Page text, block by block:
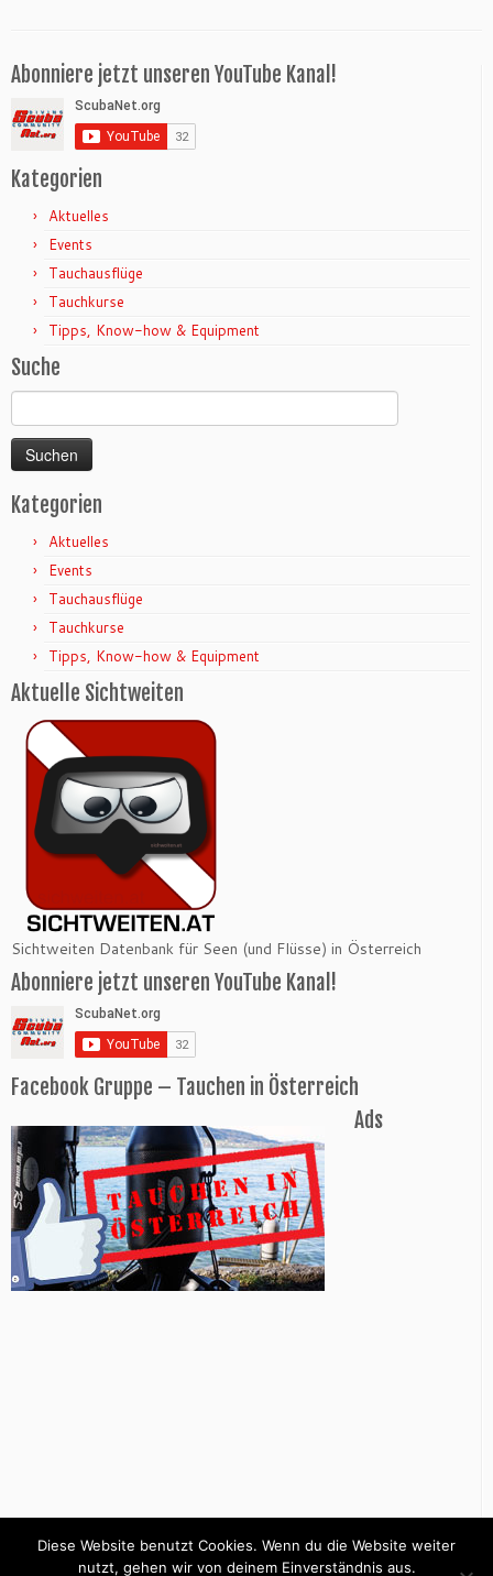
Abonniere jetzt unseren YouTube Kanal!
Kategorien
Aktuelles
Events
Tauchausflüge
Tauchkurse
Tipps, Know-how & Equipment
Suche
Suchen
nach:
Kategorien
Aktuelles
Events
Tauchausflüge
Tauchkurse
Tipps, Know-how & Equipment
Aktuelle Sichtweiten
Sichtweiten Datenbank für Seen (und Flüsse) in Österreich
Abonniere jetzt unseren YouTube Kanal!
Facebook Gruppe – Tauchen in Österreich
Ads
Diese Website benutzt Cookies. Wenn du die Website weiter
nutzt, gehen wir von deinem Einverständnis aus.